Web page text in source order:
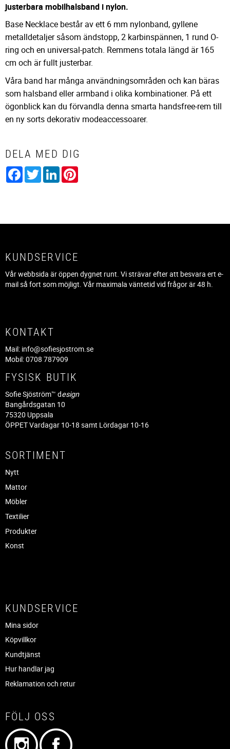
justerbara mobilhalsband i nylon.
Base Necklace består av ett 6 mm nylonband, gyllene
metalldetaljer såsom ändstopp, 2 karbinspännen, 1 rund O-
ring och en universal-patch. Remmens totala längd är 165
cm och är fullt justerbar.
Våra band har många användningsområden och kan bäras
som halsband eller armband i olika kombinationer. På ett
ögonblick kan du förvandla denna smarta handsfree-rem till
en ny sorts dekorativ modeaccessoarer.
DELA MED DIG
Facebook
TwitterLinkedIn
KUNDSERVICE
Vår webbsida är öppen dygnet runt. Vi strävar efter att besvara ert e-
mail så fort som möjligt. Vår maximala väntetid vid frågor är 48 h.
KONTAKT
Mail: info@sofiesjostrom.se
Mobil: 0708 787909
FYSISK BUTIK
Sofie Sjöström™ design
Bangårdsgatan 10
75320 Uppsala
ÖPPET Vardagar 10-18 samt Lördagar 10-16
SORTIMENT
Nytt
Mattor
Möbler
Textilier
Produkter
Konst
KUNDSERVICE
Mina sidor
Köpvillkor
Kundtjänst
Hur handlar jag
Reklamation och retur
FÖLJ OSS